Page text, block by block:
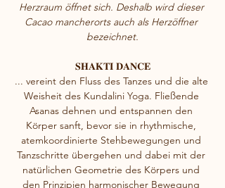
Herzraum öffnet sich. Deshalb wird dieser
Cacao mancherorts auch als Herzöffner
bezeichnet.
𝐒𝐇𝐀𝐊𝐓𝐈 𝐃𝐀𝐍𝐂𝐄
... vereint den Fluss des Tanzes und die alte
Weisheit des Kundalini Yoga. Fließende
Asanas dehnen und entspannen den
Körper sanft, bevor sie in rhythmische,
atemkoordinierte Stehbewegungen und
Tanzschritte übergehen und dabei mit der
natürlichen Geometrie des Körpers und
den Prinzipien harmonischer Bewegung